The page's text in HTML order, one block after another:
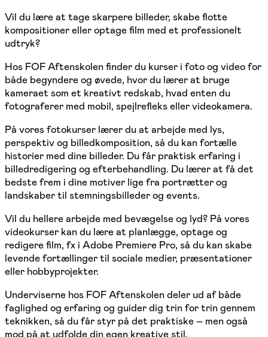
Vil du lære at tage skarpere billeder, skabe flotte
kompositioner eller optage film med et professionelt
udtryk?
Hos FOF Aftenskolen finder du kurser i foto og video for
både begyndere og øvede, hvor du lærer at bruge
kameraet som et kreativt redskab, hvad enten du
fotograferer med mobil, spejlrefleks eller videokamera.
På vores fotokurser lærer du at arbejde med lys,
perspektiv og billedkomposition, så du kan fortælle
historier med dine billeder. Du får praktisk erfaring i
billedredigering og efterbehandling. Du lærer at få det
bedste frem i dine motiver lige fra portrætter og
landskaber til stemningsbilleder og events.
Vil du hellere arbejde med bevægelse og lyd? På vores
videokurser kan du lære at planlægge, optage og
redigere film, fx i Adobe Premiere Pro, så du kan skabe
levende fortællinger til sociale medier, præsentationer
eller hobbyprojekter.
Underviserne hos FOF Aftenskolen deler ud af både
faglighed og erfaring og guider dig trin for trin gennem
teknikken, så du får styr på det praktiske – men også
mod på at udfolde din egen kreative stil.